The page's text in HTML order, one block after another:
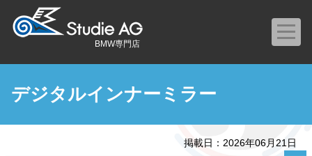
BMW専門店
デジタルインナーミラー
掲載日：2026年06月21日